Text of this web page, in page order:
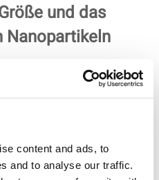
content and ads, to
and to analyse our traffic.
und das
Nanopartikeln
monochromatische und